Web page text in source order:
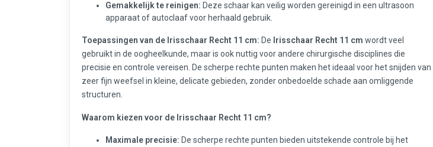
Gemakkelijk te reinigen: Deze schaar kan veilig worden gereinigd in een ultrasoon
apparaat of autoclaaf voor herhaald gebruik.
Toepassingen van de Irisschaar Recht 11 cm: De Irisschaar Recht 11 cm wordt veel
gebruikt in de oogheelkunde, maar is ook nuttig voor andere chirurgische disciplines die
precisie en controle vereisen. De scherpe rechte punten maken het ideaal voor het snijden van
zeer fijn weefsel in kleine, delicate gebieden, zonder onbedoelde schade aan omliggende
structuren.
Waarom kiezen voor de Irisschaar Recht 11 cm?
Maximale precisie: De scherpe rechte punten bieden uitstekende controle bij het